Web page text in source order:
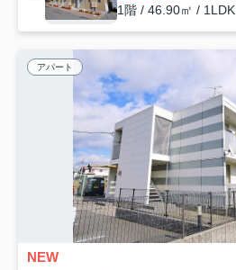
1階 / 46.90㎡ / 1LDK
アパート
NEW